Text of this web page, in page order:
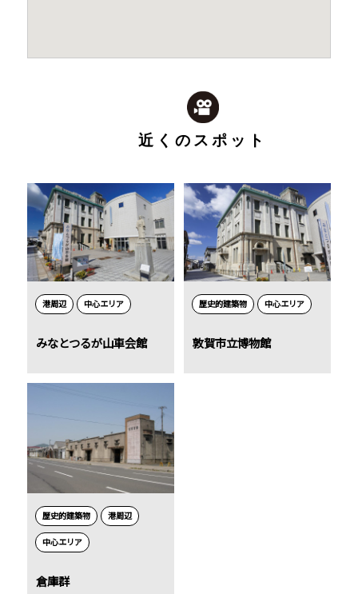
近くのスポット
港周辺 中心エリア
みなとつるが山車会館
歴史的建築物 中心エリア
敦賀市立博物館
歴史的建築物 港周辺
中心エリア
倉庫群